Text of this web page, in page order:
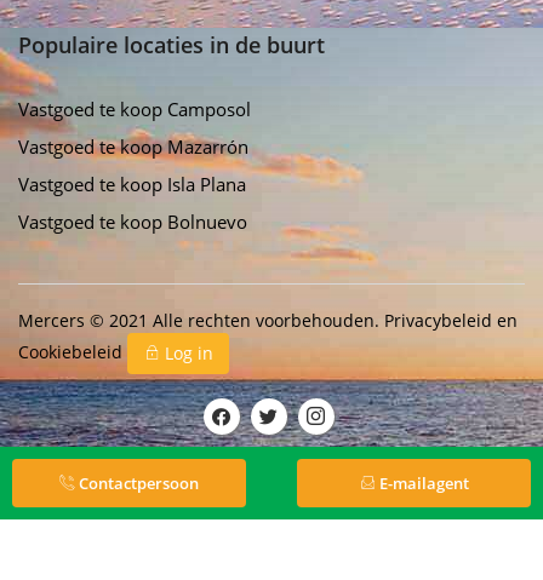
Populaire locaties in de buurt
Vastgoed te koop Camposol
Vastgoed te koop Mazarrón
Vastgoed te koop Isla Plana
Vastgoed te koop Bolnuevo
Mercers © 2021 Alle rechten voorbehouden. Privacybeleid en
Cookiebeleid
Log in
Contactpersoon E-mailagent